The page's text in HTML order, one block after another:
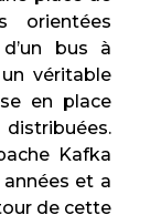
orientées
bus à
véritable
en place
Kafka
et a
de cette